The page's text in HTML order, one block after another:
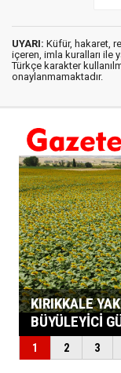
UYARI: Küfür, hakaret,
içeren, imla kuralları ile
Türkçe karakter
onaylanmamaktadır.